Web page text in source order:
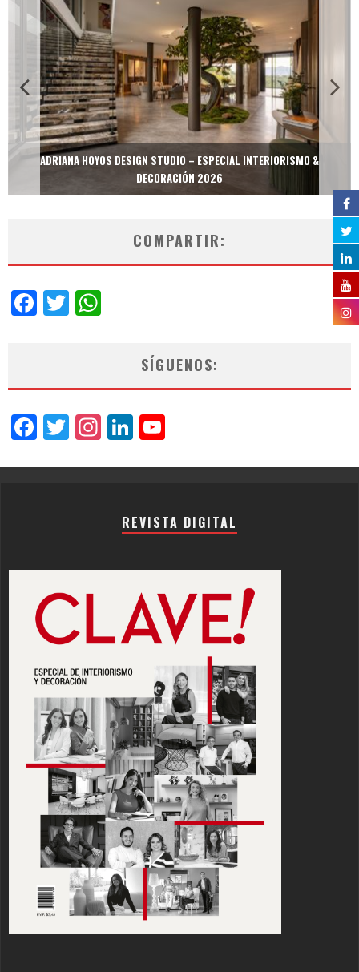
ADRIANA HOYOS DESIGN STUDIO – ESPECIAL INTERIORISMO &
DECORACIÓN 2026
COMPARTIR:
Facebook
Twitter
SÍGUENOS:
Facebook
Twitter
Instagram
LinkedIn
REVISTA DIGITAL